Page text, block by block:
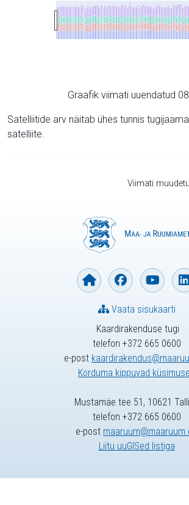
Graafik viimati uuendatud
Satelliitide arv näitab ühes tunnis
satelliite.
Viimati
Kaardirakenduse tugi
telefon +372 665 0600
e-post
Korduma kippuvad
Vaata sisukaarti
Mustamäe tee 51, 10621
telefon +372 665 0600
e-post
Liitu uuGISed listiga